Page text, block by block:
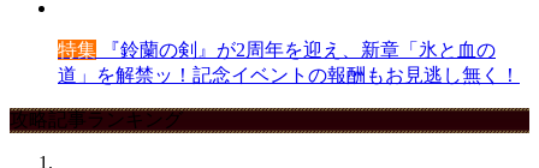
特集 『鈴蘭の剣』が2周年を迎え、新章「氷と血の
道」を解禁ッ！記念イベントの報酬もお見逃し無く！
攻略記事ランキング